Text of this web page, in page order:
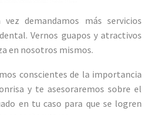
demandamos más servicios
Vernos guapos y atractivos
en nosotros mismos.
conscientes de la importancia
y te asesoraremos sobre el
en tu caso para que se logren